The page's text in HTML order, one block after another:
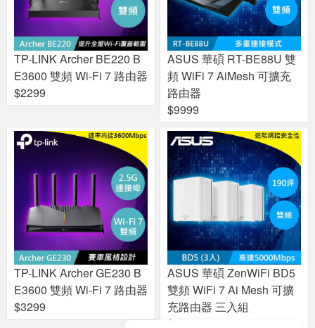
TP-LINK Archer BE220 B
E3600 雙頻 Wi-Fi 7 路由器
$2299
ASUS 華碩 RT-BE88U 雙
頻 WiFi 7 AiMesh 可擴充
路由器
$9999
TP-LINK Archer GE230 B
E3600 雙頻 Wi-Fi 7 路由器
$3299
ASUS 華碩 ZenWiFi BD5
雙頻 WiFi 7 Ai Mesh 可擴
充路由器 三入組
$7999